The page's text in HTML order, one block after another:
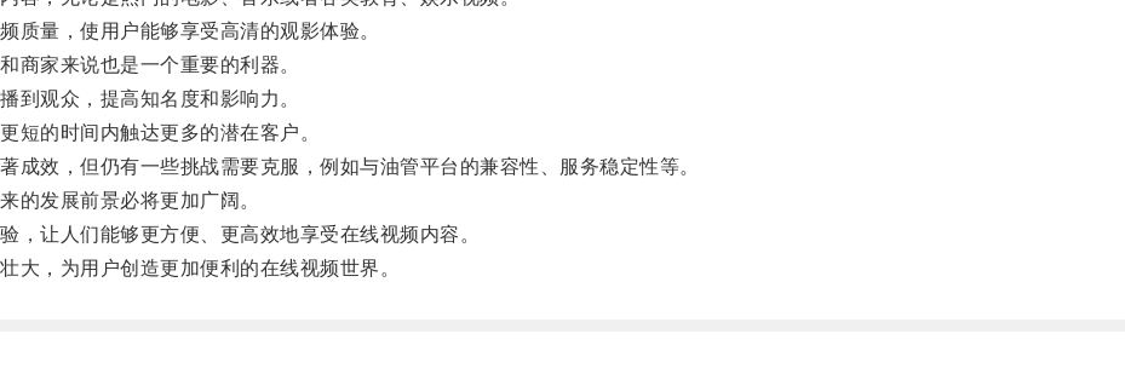
量，使用户能够享受高清的观影体验。
家来说也是一个重要的利器。
观众，提高知名度和影响力。
的时间内触达更多的潜在客户。
效，但仍有一些挑战需要克服，例如与油管平台的兼容性、服务稳定性等。
发展前景必将更加广阔。
让人们能够更方便、更高效地享受在线视频内容。
，为用户创造更加便利的在线视频世界。